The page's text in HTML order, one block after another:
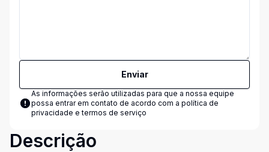
Enviar
As informações serão utilizadas para que a nossa equipe
possa entrar em contato de acordo com a política de
privacidade e termos de serviço
Descrição